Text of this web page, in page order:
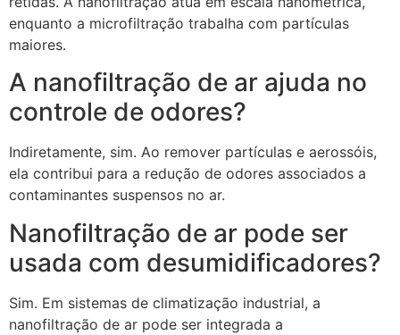
enquanto a microfiltração trabalha com partículas
maiores.
A nanofiltração de ar ajuda no
controle de odores?
Indiretamente, sim. Ao remover partículas e aerossóis,
ela contribui para a redução de odores associados a
contaminantes suspensos no ar.
Nanofiltração de ar pode ser
usada com desumidificadores?
Sim. Em sistemas de climatização industrial, a
nanofiltração de ar pode ser integrada a